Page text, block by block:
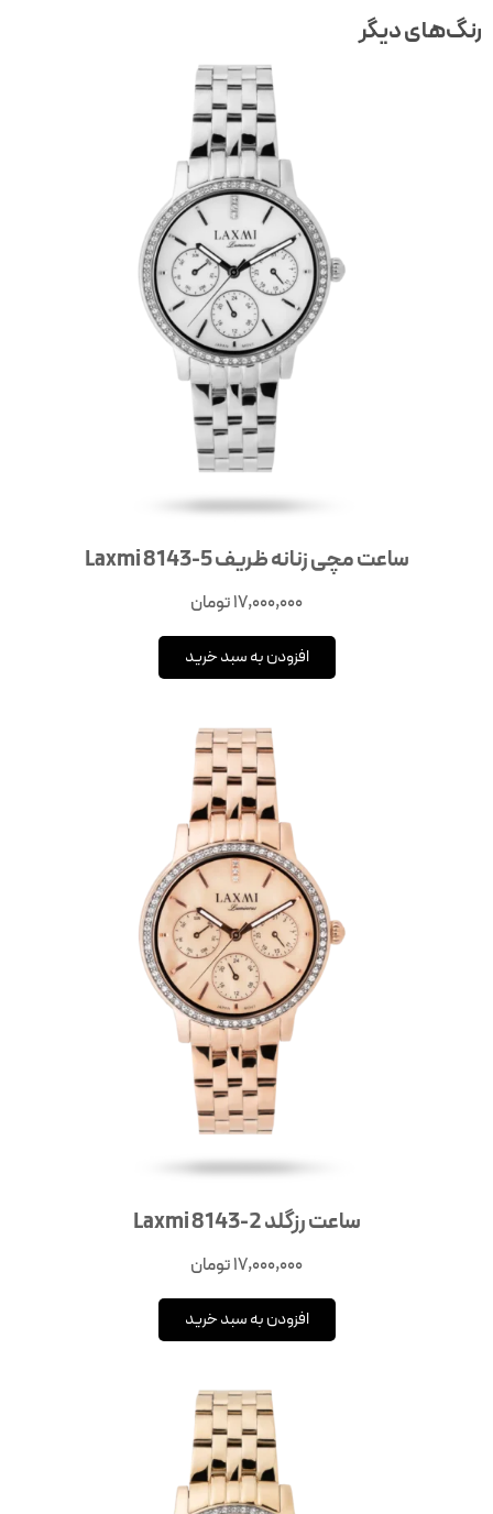
دیگر
ساعت مچی زنانه ظریف Laxmi 8143-5
17,000,000تومان
افزودن به سبد خرید
ساعت رزگلد Laxmi 8143-2
17,000,000تومان
افزودن به سبد خرید